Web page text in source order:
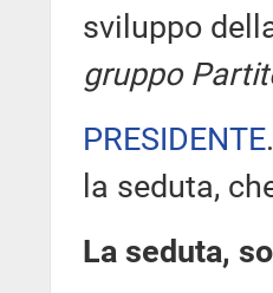
sviluppo
gruppo
PRESIDENTE
la seduta,
La seduta,